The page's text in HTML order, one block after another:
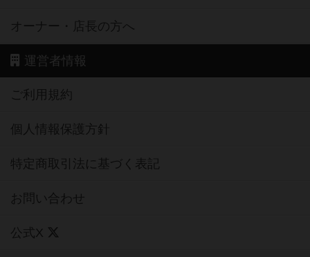
オーナー・店長の方へ
運営者情報
ご利用規約
個人情報保護方針
特定商取引法に基づく表記
お問い合わせ
公式X